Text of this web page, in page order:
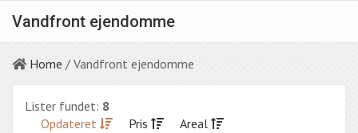
Vandfront ejendomme
Home / Vandfront ejendomme
Lister fundet: 8
Opdateret
Pris Areal